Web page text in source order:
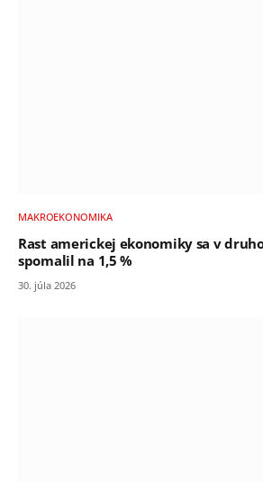
MAKROEKONOMIKA
Rast americkej ekonomiky sa v
spomalil na 1,5 %
30. júla 2026